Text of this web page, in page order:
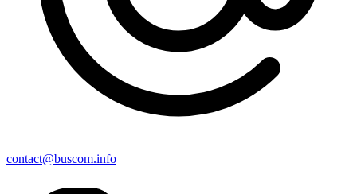
contact@buscom.info